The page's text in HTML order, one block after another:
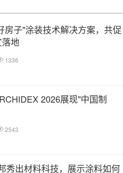
房子"涂装技术解决方案，共促
地
1336
2026展现"中国制
2543
秀出材料科技，展示涂料如何